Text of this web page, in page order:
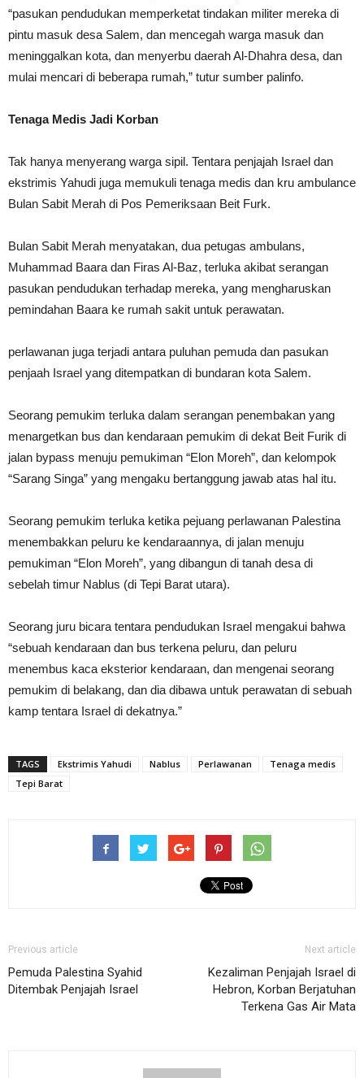
“pasukan pendudukan memperketat tindakan militer mereka di
pintu masuk desa Salem, dan mencegah warga masuk dan
meninggalkan kota, dan menyerbu daerah Al-Dhahra desa, dan
mulai mencari di beberapa rumah,” tutur sumber palinfo.
Tenaga Medis Jadi Korban
Tak hanya menyerang warga sipil. Tentara penjajah Israel dan
ekstrimis Yahudi juga memukuli tenaga medis dan kru ambulance
Bulan Sabit Merah di Pos Pemeriksaan Beit Furk.
Bulan Sabit Merah menyatakan, dua petugas ambulans,
Muhammad Baara dan Firas Al-Baz, terluka akibat serangan
pasukan pendudukan terhadap mereka, yang mengharuskan
pemindahan Baara ke rumah sakit untuk perawatan.
perlawanan juga terjadi antara puluhan pemuda dan pasukan
penjaah Israel yang ditempatkan di bundaran kota Salem.
Seorang pemukim terluka dalam serangan penembakan yang
menargetkan bus dan kendaraan pemukim di dekat Beit Furik di
jalan bypass menuju pemukiman “Elon Moreh”, dan kelompok
“Sarang Singa” yang mengaku bertanggung jawab atas hal itu.
Seorang pemukim terluka ketika pejuang perlawanan Palestina
menembakkan peluru ke kendaraannya, di jalan menuju
pemukiman “Elon Moreh”, yang dibangun di tanah desa di
sebelah timur Nablus (di Tepi Barat utara).
Seorang juru bicara tentara pendudukan Israel mengakui bahwa
“sebuah kendaraan dan bus terkena peluru, dan peluru
menembus kaca eksterior kendaraan, dan mengenai seorang
pemukim di belakang, dan dia dibawa untuk perawatan di sebuah
kamp tentara Israel di dekatnya.”
TAGS Ekstrimis Yahudi Nablus Perlawanan
Tenaga medis
Tepi Barat
Previous article
Pemuda Palestina Syahid
Ditembak Penjajah Israel
Next article
Kezaliman Penjajah Israel di
Hebron, Korban Berjatuhan
Terkena Gas Air Mata